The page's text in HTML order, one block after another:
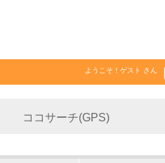
ようこそ！ ゲスト さん
ココサーチ(GPS)